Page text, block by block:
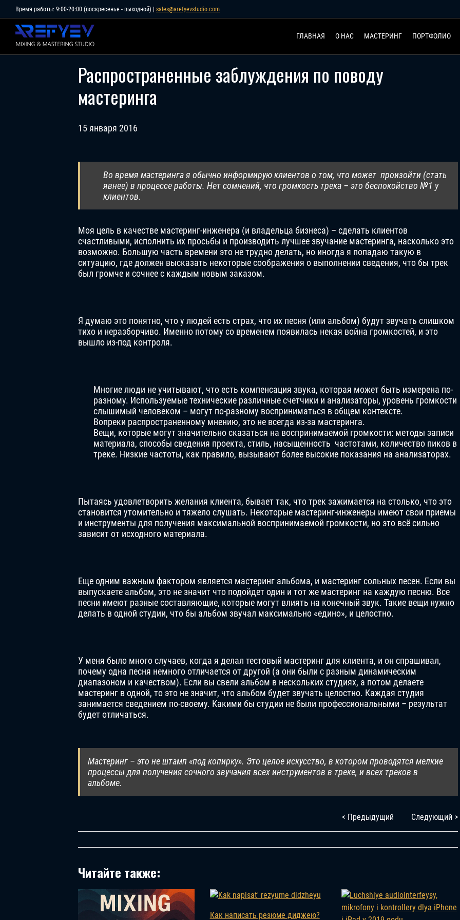
to
content
Время работы: 9:00-20:00 (воскресенье - выходной) | sales@arefyevstudio.com
ГЛАВНАЯ О НАС МАСТЕРИНГ ПОРТФОЛИО
Распространенные заблуждения по поводу
мастеринга
15 января 2016
Во время мастеринга я обычно информирую клиентов о том, что может произойти (стать
явнее) в процессе работы. Нет сомнений, что громкость трека – это беспокойство №1 у
клиентов.
Моя цель в качестве мастеринг-инженера (и владельца бизнеса) – сделать клиентов
счастливыми, исполнить их просьбы и производить лучшее звучание мастеринга, насколько это
возможно. Большую часть времени это не трудно делать, но иногда я попадаю такую в
ситуацию, где должен высказать некоторые соображения о выполнении сведения, что бы трек
был громче и сочнее с каждым новым заказом.
Я думаю это понятно, что у людей есть страх, что их песня (или альбом) будут звучать слишком
тихо и неразборчиво. Именно потому со временем появилась некая война громкостей, и это
вышло из-под контроля.
Многие люди не учитывают, что есть компенсация звука, которая может быть измерена по-
разному. Используемые технические различные счетчики и анализаторы, уровень громкости
слышимый человеком – могут по-разному восприниматься в общем контексте.
Вопреки распространенному мнению, это не всегда из-за мастеринга.
Вещи, которые могут значительно сказаться на воспринимаемой громкости: методы записи
материала, способы сведения проекта, стиль, насыщенность частотами, количество пиков в
треке. Низкие частоты, как правило, вызывают более высокие показания на анализаторах.
Пытаясь удовлетворить желания клиента, бывает так, что трек зажимается на столько, что это
становится утомительно и тяжело слушать. Некоторые мастеринг-инженеры имеют свои приемы
и инструменты для получения максимальной воспринимаемой громкости, но это всё сильно
зависит от исходного материала.
Еще одним важным фактором является мастеринг альбома, и мастеринг сольных песен. Если вы
выпускаете альбом, это не значит что подойдет один и тот же мастеринг на каждую песню. Все
песни имеют разные составляющие, которые могут влиять на конечный звук. Такие вещи нужно
делать в одной студии, что бы альбом звучал максимально «едино», и целостно.
У меня было много случаев, когда я делал тестовый мастеринг для клиента, и он спрашивал,
почему одна песня немного отличается от другой (а они были с разным динамическим
диапазоном и качеством). Если вы свели альбом в нескольких студиях, а потом делаете
мастеринг в одной, то это не значит, что альбом будет звучать целостно. Каждая студия
занимается сведением по-своему. Какими бы студии не были профессиональными – результат
будет отличаться.
Мастеринг – это не штамп «под копирку». Это целое искусство, в котором проводятся мелкие
процессы для получения сочного звучания всех инструментов в треке, и всех треков в
альбоме.
< Предыдущий Следующий >
Читайте также:
Как написать резюме диджею?